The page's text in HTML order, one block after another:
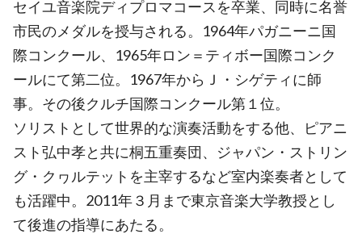
セイユ音楽院ディプロマコースを卒業、同時に名誉
市民のメダルを授与される。1964年パガニーニ国
際コンクール、1965年ロン＝ティボー国際コンク
ールにて第二位。1967年からＪ・シゲティに師
事。その後クルチ国際コンクール第１位。
ソリストとして世界的な演奏活動をする他、ピアニ
スト弘中孝と共に桐五重奏団、ジャパン・ストリン
グ・クヮルテットを主宰するなど室内楽奏者として
も活躍中。2011年３月まで東京音楽大学教授とし
て後進の指導にあたる。